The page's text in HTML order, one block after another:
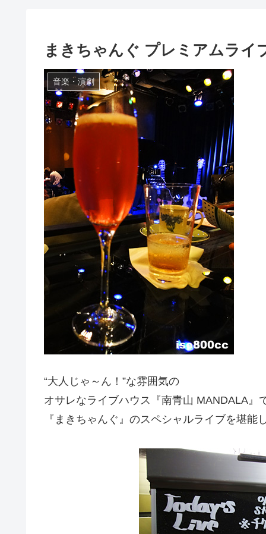
まきちゃんぐ プレミアムライ
音楽・演劇
“大人じゃ～ん！”な雰囲気の
オサレなライブハウス『南青山 MANDALA』
『まきちゃんぐ』のスペシャルライブを堪能